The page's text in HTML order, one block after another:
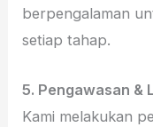
berpengalaman
setiap tahap.
5. Pengawasan &
Kami melakukan